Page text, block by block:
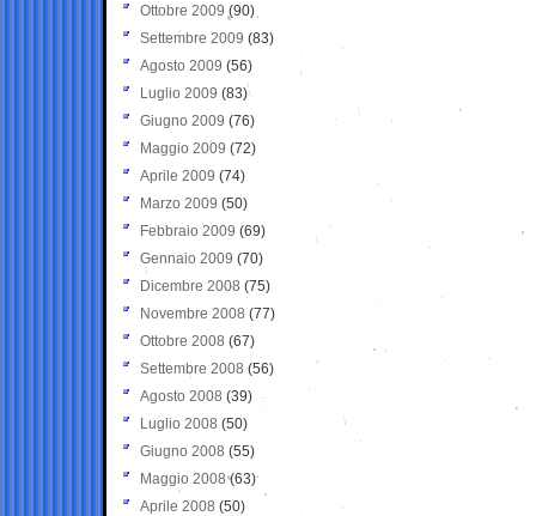
Ottobre 2009 (90)
Settembre 2009 (83)
Agosto 2009 (56)
Luglio 2009 (83)
Giugno 2009 (76)
Maggio 2009 (72)
Aprile 2009 (74)
Marzo 2009 (50)
Febbraio 2009 (69)
Gennaio 2009 (70)
Dicembre 2008 (75)
Novembre 2008 (77)
Ottobre 2008 (67)
Settembre 2008 (56)
Agosto 2008 (39)
Luglio 2008 (50)
Giugno 2008 (55)
Maggio 2008(63)
Aprile 2008 (50)